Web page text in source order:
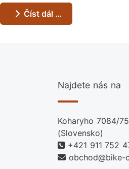
Číst dál …
Najdete nás na
Koharyho 7084/
(Slovensko)
+421 911 752
obchod@bike-